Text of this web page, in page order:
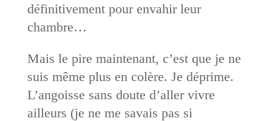
définitivement pour envahir leur
chambre…
Mais le pire maintenant, c’est que je ne
suis même plus en colère. Je déprime.
L’angoisse sans doute d’aller vivre
ailleurs (je ne me savais pas si